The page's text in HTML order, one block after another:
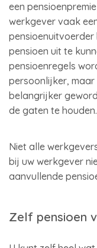
een
werkgever vaak
pensioen uit te
pensioenregels
persoonlijker, maar
belangrijker
de gaten te houden.
Niet alle
bij uw werkgever
aanvullende
Zelf pensioen